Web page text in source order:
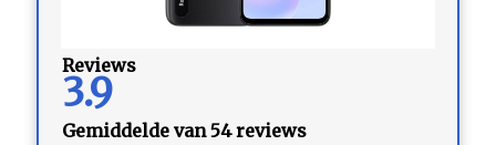
Reviews
3.9
Gemiddelde van 54 reviews